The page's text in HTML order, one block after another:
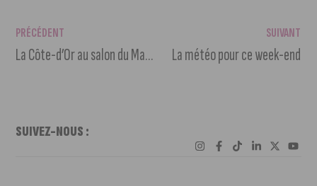
PRÉCÉDENT
La Côte-d’Or au salon du Made In France 2023
SUIVANT
La météo pour ce week-end
SUIVEZ-NOUS :